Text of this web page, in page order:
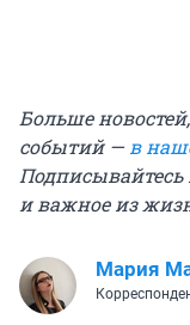
Больше
событий — в
Подписывайтесь
и важное из
Мария